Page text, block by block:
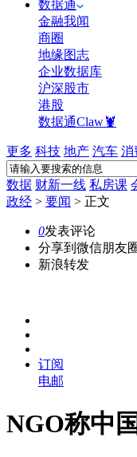
数据通
金融我闻
商圈
地缘图志
企业数据库
沪深股市
港股
数据通Claw🦞
更多 科技 地产 汽车 消
数据 财新一线 私房课
政经 > 要闻 > 正文
0发表评论
分享到微信朋友
新浪转发
订阅
电邮
NGO称中